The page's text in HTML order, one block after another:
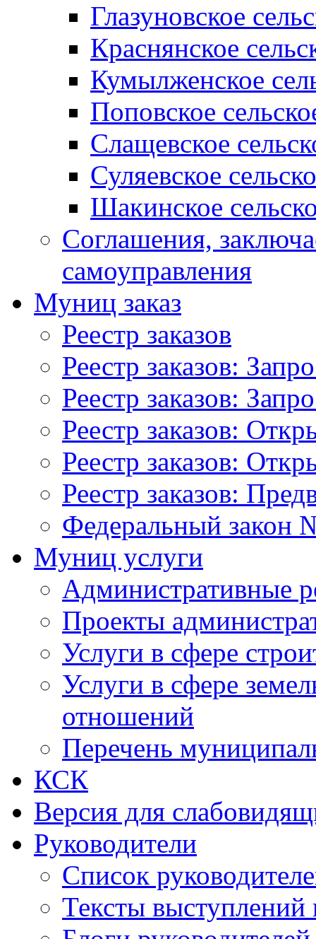
Глазуновское
Краснянское
Кумылженское
Поповское
Слащевское
Суляевское
Шакинское
Соглашения,
самоуправления
Муниц заказ
Реестр заказов
Реестр заказов:
Реестр заказов:
Реестр заказов:
Реестр заказов:
Реестр заказов:
Федеральный закон
Муниц услуги
Административные
Проекты
Услуги в сфере
Услуги в сфере
отношений
Перечень
КСК
Версия для
Руководители
Список
Тексты выступлений